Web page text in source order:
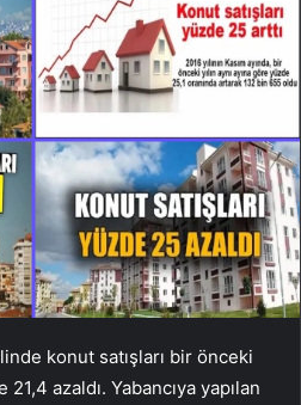
konut satışları bir önceki
21,4 azaldı. Yabancıya yapılan